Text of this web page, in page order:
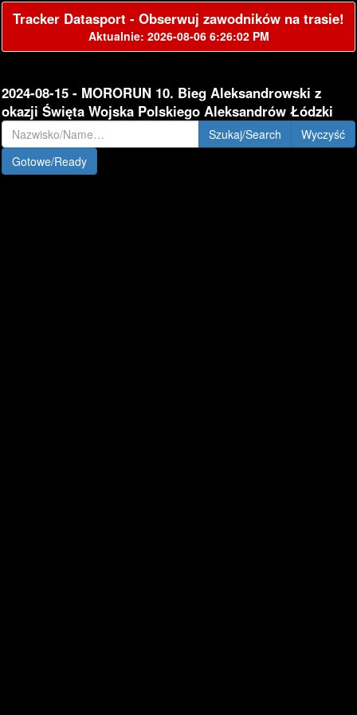
Tracker Datasport - Obserwuj zawodników na trasie!
Aktualnie: 2026-08-06 6:26:02 PM
2024-08-15 - MORORUN 10. Bieg Aleksandrowski z
okazji Święta Wojska Polskiego Aleksandrów Łódzki
Szukaj/Search
Gotowe/Ready